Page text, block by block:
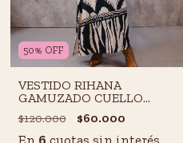
50% OFF
VESTIDO RIHANA
GAMUZADO CUELLO
$120.000 $60.000